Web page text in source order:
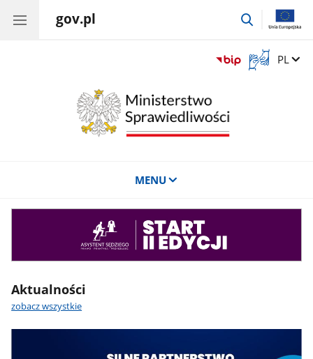
gov.pl
przejdź
Otwórz
okno
Zmień
PL
MENU
Aktualności
zobacz wszystkie